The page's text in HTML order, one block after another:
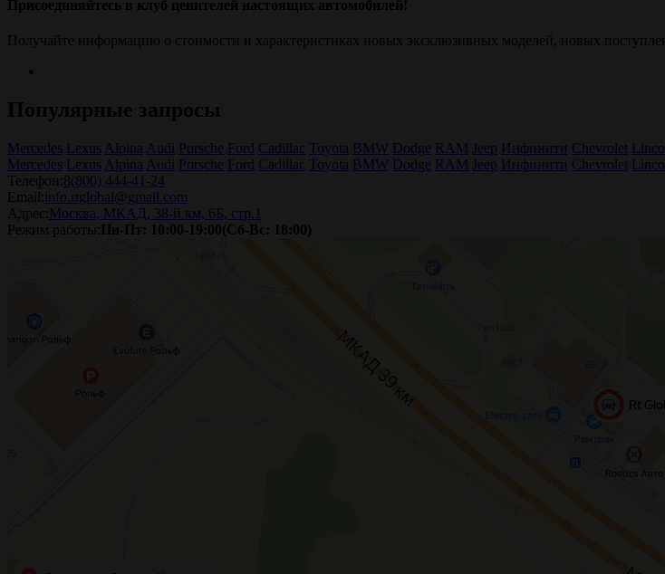
Присоединяйтесь в клуб ценителей настоящих автомобилей!
Получайте информацию о стоимости и характеристиках новых эксклюзивных моделей, новых
Популярные запросы
Mercedes Lexus Alpina Audi Porsche Ford Cadillac Toyota BMW Dodge RAM Jeep Инфинити Chevrolet
Mercedes Lexus Alpina Audi Porsche Ford Cadillac Toyota BMW Dodge RAM Jeep Инфинити Chevrolet
Телефон: 8(800) 444-41-24
Email:
info.rtglobal@gmail.com
Адрес:
Москва, МКАД, 38-й км, 6Б, стр.1
Режим работы:
Пн-Пт: 10:00-19:00(Сб-Вс: 18:00)